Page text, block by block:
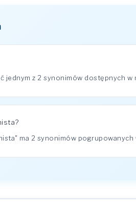
jednym z 2 synonimów dostępnych w
ma 2 synonimów pogrupowanych